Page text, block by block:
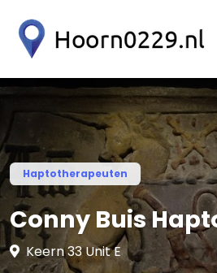
Haptotherapeuten
Conny Buis
Keern 33 Unit E